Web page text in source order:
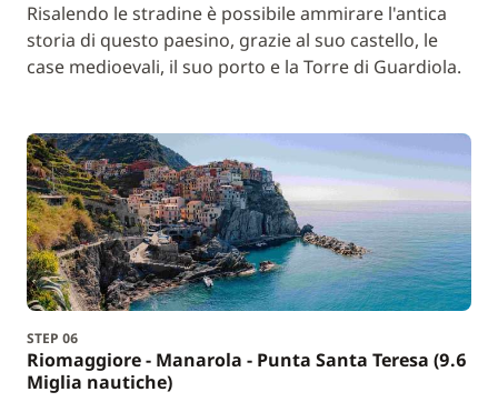
Risalendo le stradine è possibile ammirare l'antica
storia di questo paesino, grazie al suo castello, le
case medioevali, il suo porto e la Torre di Guardiola.
STEP 06
Riomaggiore - Manarola - Punta Santa Teresa (9.6
Miglia nautiche)